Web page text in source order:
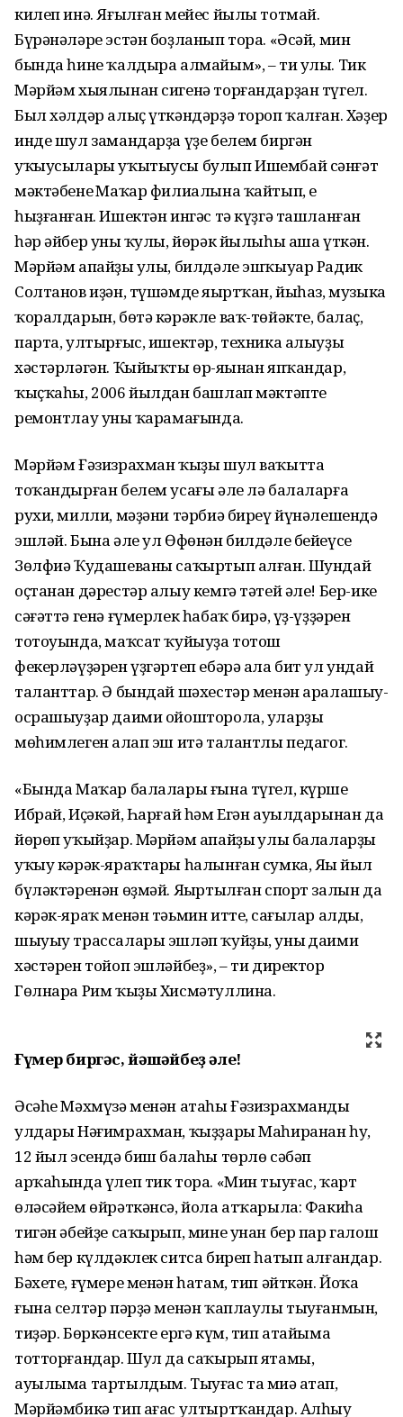
килеп инә. Яғылған мейес йылы тотмай.
Бүрәнәләре эстән боҙланып тора. «Әсәй, мин
бында һине ҡалдыра алмайым», – ти улы. Тик
Мәрйәм хыялынан сигенә торғандарҙан түгел.
Был хәлдәр алыҫ үткәндәрҙә тороп ҡалған. Хәҙер
инде шул замандарҙа үҙе белем биргән
уҡыусылары уҡытыусы булып Ишембай сәнғәт
мәктәбенең Маҡар филиалына ҡайтып, ең
һыҙғанған. Ишектән ингәс тә күҙгә ташланған
һәр әйбер уның ҡулы, йөрәк йылыһы аша үткән.
Мәрйәм апайҙың улы, билдәле эшҡыуар Радик
Солтанов иҙән, түшәмде яңыртҡан, йыһаз, музыка
ҡоралдарын, бөтә кәрәкле ваҡ-төйәкте, балаҫ,
парта, ултырғыс, ишектәр, техника алыуҙы
хәстәрләгән. Ҡыйыҡты өр-яңынан япҡандар,
ҡыҫҡаһы, 2006 йылдан башлап мәктәпте
ремонтлау уның ҡарамағында.
Мәрйәм Ғәзизрахман ҡыҙы шул ваҡытта
тоҡандырған белем усағы әле лә балаларға
рухи, милли, мәҙәни тәрбиә биреү йүнәлешендә
эшләй. Бына әле ул Өфөнән билдәле бейеүсе
Зөлфиә Ҡудашеваны саҡыртып алған. Шундай
оҫтанан дәрестәр алыу кемгә тәтей әле! Бер-ике
сәғәттә генә ғүмерлек һабаҡ бирә, үҙ-үҙҙәрен
тотоуында, маҡсат ҡуйыуҙа тотош
фекерләүҙәрен үҙгәртеп ебәрә ала бит ул ундай
таланттар. Ә бындай шәхестәр менән аралашыу-
осрашыуҙар даими ойошторола, уларҙың
мөһимлеген аңлап эш итә талантлы педагог.
«Бында Маҡар балалары ғына түгел, күрше
Ибрай, Иҫәкәй, Һарғай һәм Егән ауылдарынан да
йөрөп уҡыйҙар. Мәрйәм апайҙың улы балаларҙы
уҡыу кәрәк-яраҡтары һалынған сумка, Яңы йыл
бүләктәренән өҙмәй. Яңыртылған спорт залын да
кәрәк-яраҡ менән тәьмин итте, саңғылар алды,
шыуыу трассалары эшләп ҡуйҙы, уның даими
хәстәрен тойоп эшләйбеҙ», – ти директор
Гөлнара Рим ҡыҙы Хисмәтуллина.
Ғүмер биргәс, йәшәйбеҙ әле!
Әсәһе Мәхмүзә менән атаһы Ғәзизрахмандың
улдары Нәғимрахман, ҡыҙҙары Маһиранан һуң,
12 йыл эсендә биш балаһы төрлө сәбәп
арҡаһында үлеп тик тора. «Мин тыуғас, ҡарт
өләсәйем өйрәткәнсә, йола атҡарыла: Факиһа
тигән әбейҙе саҡырып, мине унан бер пар галош
һәм бер күлдәклек ситса биреп һатып алғандар.
Бәхете, ғүмере менән һатам, тип әйткән. Йоҡа
ғына селтәр пәрҙә менән ҡаплаулы тыуғанмын,
тиҙәр. Бөркәнсекте ергә күм, тип атайыма
тотторғандар. Шул да саҡырып ятамы,
ауылыма тартылдым. Тыуғас та миңә атап,
Мәрйәмбикә тип ағас ултыртҡандар. Алһыу